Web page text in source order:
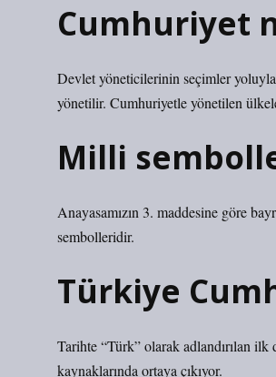
Cumhuriyet
Devlet yöneticilerinin seçimler
yönetilir. Cumhuriyetle yönetilen
Milli
Anayasamızın 3. maddesine göre
sembolleridir.
Türkiye
Tarihte “Türk” olarak adlandırılan
kaynaklarında ortaya çıkıyor.